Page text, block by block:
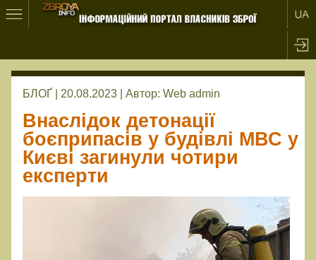
БЛОҐ | 20.08.2023 | Автор: Web admin
Внаслідок детонації
боєприпасів у будівлі МВС у
Києві загинули чотири
експерти